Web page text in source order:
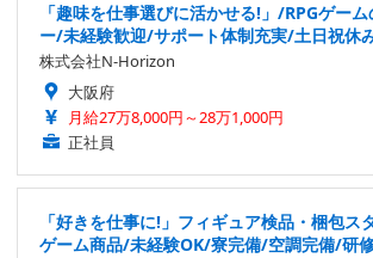
「趣味を仕事選びに活かせる!」/RPGゲー
ー/未経験歓迎/サポート体制充実/土日祝休
株式会社N-Horizon
大阪府
月給27万8,000円～28万1,000円
正社員
「好きを仕事に!」フィギュア検品・梱包ス
ゲーム商品/未経験OK/寮完備/空調完備/研